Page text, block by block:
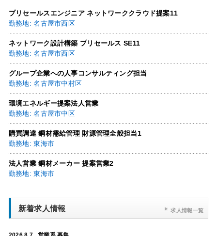
プリセールスエンジニア ネットワーククラウド提案11
勤務地: 名古屋市西区
ネットワーク設計構築 プリセールス SE11
勤務地: 名古屋市西区
グループ企業への人事コンサルティング担当
勤務地: 名古屋市中村区
環境エネルギー提案法人営業
勤務地: 名古屋市中区
購買調達 鋼材需給管理 財源管理全般担当1
勤務地: 東海市
法人営業 鋼材メーカー 提案営業2
勤務地: 東海市
新着求人情報 求人情報一覧